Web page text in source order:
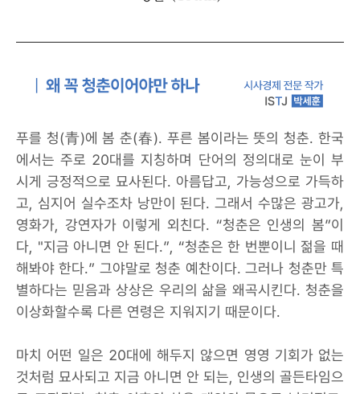
푸를 청(青)에 봄 춘(春). 푸른 봄이라는 뜻의 청춘. 한국
에서는 주로 20대를 지칭하며 단어의 정의대로 눈이 부
시게 긍정적으로 묘사된다. 아름답고, 가능성으로 가득하
고, 심지어 실수조차 낭만이 된다. 그래서 수많은 광고가,
영화가, 강연자가 이렇게 외친다. “청춘은 인생의 봄”이
다, "지금 아니면 안 된다.”, “청춘은 한 번뿐이니 젊을 때
해봐야 한다.” 그야말로 청춘 예찬이다. 그러나 청춘만 특
별하다는 믿음과 상상은 우리의 삶을 왜곡시킨다. 청춘을
이상화할수록 다른 연령은 지워지기 때문이다.
마치 어떤 일은 20대에 해두지 않으면 영영 기회가 없는
것처럼 묘사되고 지금 아니면 안 되는, 인생의 골든타임으